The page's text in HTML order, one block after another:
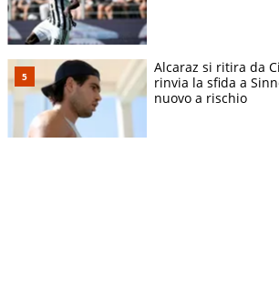
Alcaraz si ritira da
rinvia la sfida a
nuovo a rischio